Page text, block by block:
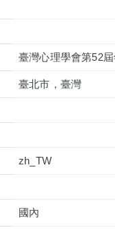
臺灣心理學會第52
臺北市，臺灣
zh_TW
國內